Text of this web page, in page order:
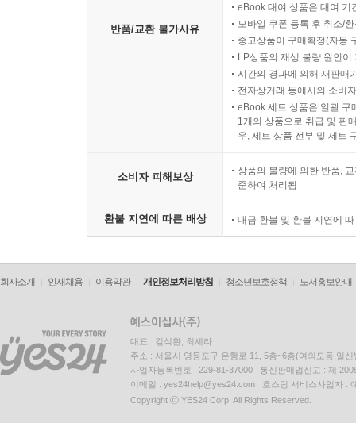
반품/교환 불가사유
eBook 대여 상품은 대여 기
모바일 쿠폰 등록 후 취소/
중고상품이 구매확정(자동
LP상품의 재생 불량 원인
시간의 경과에 의해 재판매
전자상거래 등에서의 소비
eBook 세트 상품은 일괄 구
1개의 상품으로 취급 및 판
우, 세트 상품 전부 및 세트
소비자 피해보상
상품의 불량에 의한 반품,
준하여 처리됨
환불 지연에 따른 배상 대금 환불 및 환불 지연에
회사소개 인재채용 이용약관 개인정보처리방침 청소년보호정책 도서홍보안내
대표 : 김석환, 최세라
주소 : 서울시 영등포구 은행로 11, 5층~6층(여의도동,일신
사업자등록번호 : 229-81-37000 통신판매업신고 : 제
이메일 : yes24help@yes24.com 호스팅 서비스사업자 :
Copyright ⓒ YES24 Corp. All Rights Reserved.